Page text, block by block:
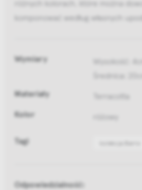
różnych kolorach, które można
komponować według własnych
Wymiary
Wysokość: 4cm
Średnica:
Materiały Terracotta
Kolor różowy
Tagi kolekcja Barro
Odpowiedzialność: